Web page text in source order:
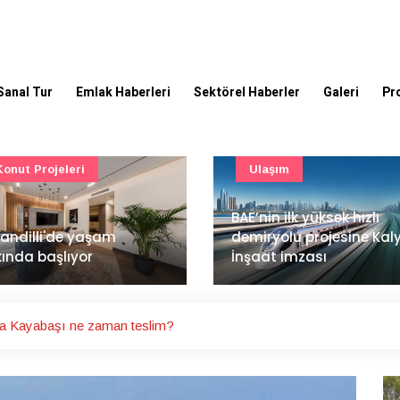
Tur Emlak Haberleri Sektörel Haberler Galeri
ilk yüksek hızlı
projesine Kalyon
imzası
Mimarlık ve mühendislik
projeleri e-PYS ile dijital
ortama taşınacak
Güncel
Kayabaşı ne zaman teslim?